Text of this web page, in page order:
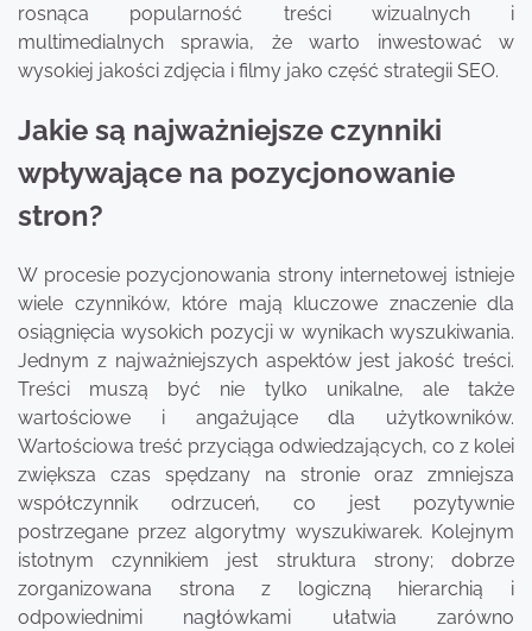
rosnąca popularność treści wizualnych i
multimedialnych sprawia, że warto inwestować w
wysokiej jakości zdjęcia i filmy jako część strategii SEO.
Jakie są najważniejsze czynniki
wpływające na pozycjonowanie
stron?
W procesie pozycjonowania strony internetowej istnieje
wiele czynników, które mają kluczowe znaczenie dla
osiągnięcia wysokich pozycji w wynikach wyszukiwania.
Jednym z najważniejszych aspektów jest jakość treści.
Treści muszą być nie tylko unikalne, ale także
wartościowe i angażujące dla użytkowników.
Wartościowa treść przyciąga odwiedzających, co z kolei
zwiększa czas spędzany na stronie oraz zmniejsza
współczynnik odrzuceń, co jest pozytywnie
postrzegane przez algorytmy wyszukiwarek. Kolejnym
istotnym czynnikiem jest struktura strony; dobrze
zorganizowana strona z logiczną hierarchią i
odpowiednimi nagłówkami ułatwia zarówno